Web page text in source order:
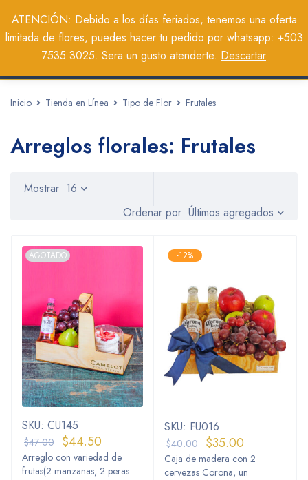
ATENCIÓN: Debido a los días feriados, tenemos una oferta
limitada de flores, puedes hacer tu pedido por whatsapp: +503
7535 3025. Sera un gusto atenderte. Descartar
Inicio Tienda en Línea Tipo de Flor Frutales
Arreglos florales: Frutales
Ordenar por Últimos agregados
Mostrar 16
AGOTADO
SKU: CU145
$47.00 $44.50
Arreglo con variedad de
frutas(2 manzanas, 2 peras
-12%
SKU: FU016
$40.00 $35.00
Caja de madera con 2
cervezas Corona, un